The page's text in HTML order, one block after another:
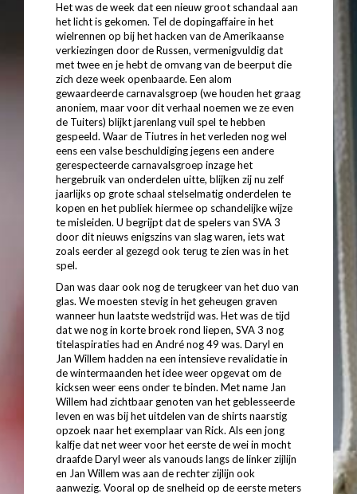
Het was de week dat een nieuw groot schandaal aan
het licht is gekomen. Tel de dopingaffaire in het
wielrennen op bij het hacken van de Amerikaanse
verkiezingen door de Russen, vermenigvuldig dat
met twee en je hebt de omvang van de beerput die
zich deze week openbaarde. Een alom
gewaardeerde carnavalsgroep (we houden het graag
anoniem, maar voor dit verhaal noemen we ze even
de Tuiters) blijkt jarenlang vuil spel te hebben
gespeeld. Waar de Tiutres in het verleden nog wel
eens een valse beschuldiging jegens een andere
gerespecteerde carnavalsgroep inzage het
hergebruik van onderdelen uitte, blijken zij nu zelf
jaarlijks op grote schaal stelselmatig onderdelen te
kopen en het publiek hiermee op schandelijke wijze
te misleiden. U begrijpt dat de spelers van SVA 3
door dit nieuws enigszins van slag waren, iets wat
zoals eerder al gezegd ook terug te zien was in het
spel.
Dan was daar ook nog de terugkeer van het duo van
glas. We moesten stevig in het geheugen graven
wanneer hun laatste wedstrijd was. Het was de tijd
dat we nog in korte broek rond liepen, SVA 3 nog
titelaspiraties had en André nog 49 was. Daryl en
Jan Willem hadden na een intensieve revalidatie in
de wintermaanden het idee weer opgevat om de
kicksen weer eens onder te binden. Met name Jan
Willem had zichtbaar genoten van het geblesseerde
leven en was bij het uitdelen van de shirts naarstig
opzoek naar het exemplaar van Rick. Als een jong
kalfje dat net weer voor het eerste de wei in mocht
draafde Daryl weer als vanouds langs de linker zijlijn
en Jan Willem was aan de rechter zijlijn ook
aanwezig. Vooral op de snelheid op de eerste meters